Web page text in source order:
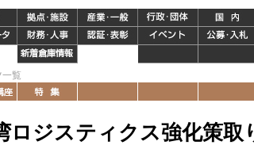
覧
ロジスティクス強化策取